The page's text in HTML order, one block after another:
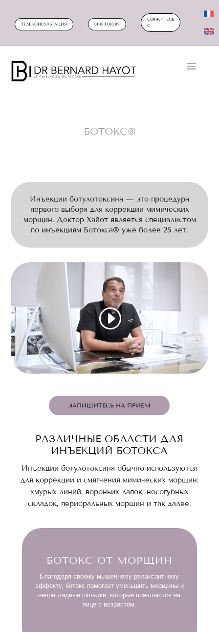
ТЕЛЕКОНСУЛЬТАЦИЯ 01.40.17.00.99
СВЯЖИТЕСЬ
С
БОТОКС®
Инъекции ботулотоксина — это процедура
первого выбора для коррекции мимических
морщин. Доктор Хайот является специалистом
по инъекциям Ботокса® уже более 25 лет.
ЗАПИШИТЕСЬ НА ПРИЕМ
РАЗЛИЧНЫЕ ОБЛАСТИ ДЛЯ
ИНЪЕКЦИЙ БОТОКСА
Инъекции ботулотоксина обычно используются
для коррекции и смягчения мимических морщин:
хмурых линий, вороньих лапок, носогубных
складок, периоральных морщин и так далее.
БОТОКС ОТ МОРЩИН
Благодаря своему мышечному релаксантному
эффекту, ботокс помогает уменьшить морщины и
неприглядные складки, которые появляются на
лице с возрастом.